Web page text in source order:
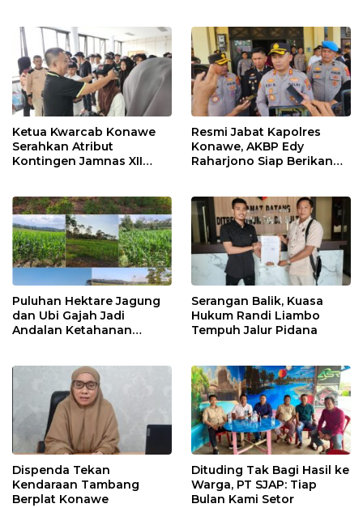
Ketua Kwarcab Konawe
Serahkan Atribut
Kontingen Jamnas XII
Resmi Jabat Kapolres
Konawe, AKBP Edy
Raharjono Siap Berikan
Puluhan Hektare Jagung
dan Ubi Gajah Jadi
Andalan Ketahanan
Serangan Balik, Kuasa
Hukum Randi Liambo
Tempuh Jalur Pidana
Dispenda Tekan
Kendaraan Tambang
Berplat Konawe
Dituding Tak Bagi Hasil ke
Warga, PT SJAP: Tiap
Bulan Kami Setor